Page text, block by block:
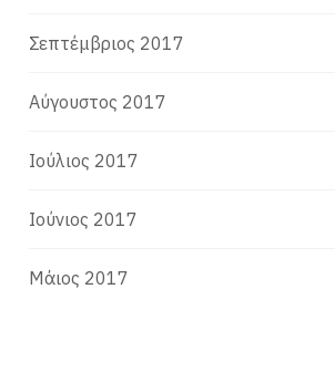
Σεπτέμβριος 2017
Αύγουστος 2017
Ιούλιος 2017
Ιούνιος 2017
Μάιος 2017